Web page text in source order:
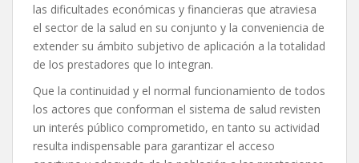
las dificultades económicas y financieras que atraviesa
el sector de la salud en su conjunto y la conveniencia de
extender su ámbito subjetivo de aplicación a la totalidad
de los prestadores que lo integran.
Que la continuidad y el normal funcionamiento de todos
los actores que conforman el sistema de salud revisten
un interés público comprometido, en tanto su actividad
resulta indispensable para garantizar el acceso